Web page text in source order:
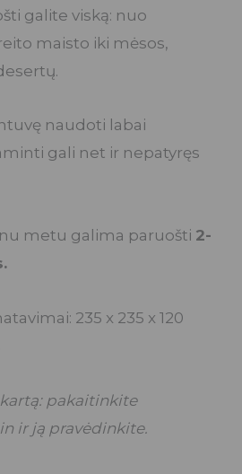
galite viską: nuo
maisto iki mėsos,
naudoti labai
gali net ir nepatyręs
metu galima paruošti 2-
235 x 235 x 120
pakaitinkite
ir ją pravėdinkite.